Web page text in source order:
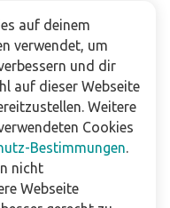
auf deinem
verwendet, um
und dir
auf dieser Webseite
Weitere
Cookies
Bestimmungen.
nicht
Webseite